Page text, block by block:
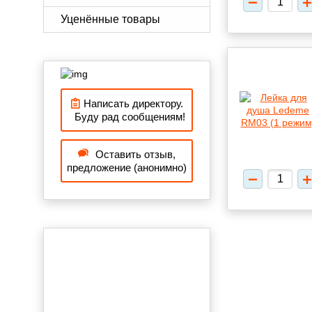
Уценённые товары
Написать директору.
Буду рад сообщениям!
Оставить отзыв,
предложение (анонимно)